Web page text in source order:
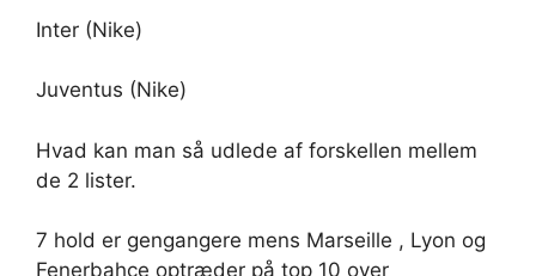
Inter (Nike)
Juventus (Nike)
Hvad kan man så udlede af forskellen mellem
de 2 lister.
7 hold er gengangere mens Marseille , Lyon og
Fenerbahce optræder på top 10 over